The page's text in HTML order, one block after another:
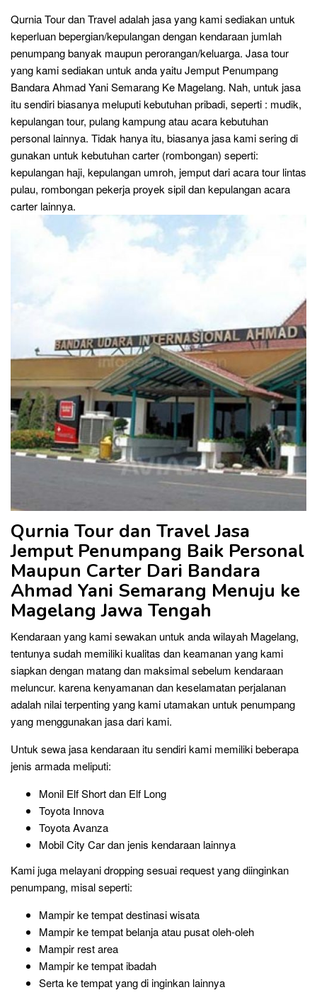
Qurnia Tour dan Travel adalah jasa yang kami sediakan untuk
keperluan bepergian/kepulangan dengan kendaraan jumlah
penumpang banyak maupun perorangan/keluarga. Jasa tour
yang kami sediakan untuk anda yaitu Jemput Penumpang
Bandara Ahmad Yani Semarang Ke Magelang. Nah, untuk jasa
itu sendiri biasanya meluputi kebutuhan pribadi, seperti : mudik,
kepulangan tour, pulang kampung atau acara kebutuhan
personal lainnya. Tidak hanya itu, biasanya jasa kami sering di
gunakan untuk kebutuhan carter (rombongan) seperti:
kepulangan haji, kepulangan umroh, jemput dari acara tour lintas
pulau, rombongan pekerja proyek sipil dan kepulangan acara
carter lainnya.
Qurnia Tour dan Travel Jasa
Jemput Penumpang Baik Personal
Maupun Carter Dari Bandara
Ahmad Yani Semarang Menuju ke
Magelang Jawa Tengah
Kendaraan yang kami sewakan untuk anda wilayah Magelang,
tentunya sudah memiliki kualitas dan keamanan yang kami
siapkan dengan matang dan maksimal sebelum kendaraan
meluncur. karena kenyamanan dan keselamatan perjalanan
adalah nilai terpenting yang kami utamakan untuk penumpang
yang menggunakan jasa dari kami.
Untuk sewa jasa kendaraan itu sendiri kami memiliki beberapa
jenis armada meliputi:
Monil Elf Short dan Elf Long
Toyota Innova
Toyota Avanza
Mobil City Car dan jenis kendaraan lainnya
Kami juga melayani dropping sesuai request yang diinginkan
penumpang, misal seperti:
Mampir ke tempat destinasi wisata
Mampir ke tempat belanja atau pusat oleh-oleh
Mampir rest area
Mampir ke tempat ibadah
Serta ke tempat yang di inginkan lainnya